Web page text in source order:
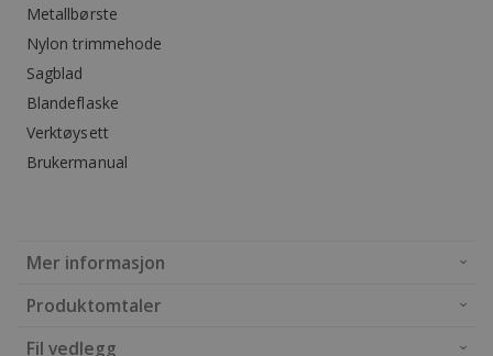
Metallbørste
Nylon trimmehode
Sagblad
Blandeflaske
Verktøysett
Brukermanual
Mer informasjon
Produktomtaler
Fil vedlegg